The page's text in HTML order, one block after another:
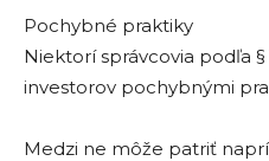
Pochybné praktiky
Niektorí správcovia podľa §
investorov pochybnými
Medzi ne môže patriť